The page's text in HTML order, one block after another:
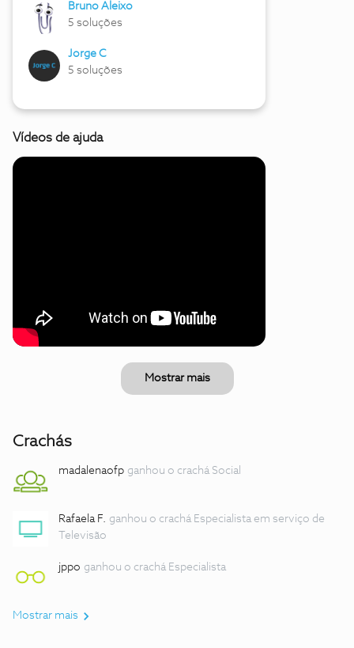
Bruno Aleixo
5 soluções
Jorge C
5 soluções
Vídeos de ajuda
Mostrar mais
Crachás
madalenaofp ganhou o crachá Social
Rafaela F. ganhou o crachá Especialista em serviço de
Televisão
jppo ganhou o crachá Especialista
Mostrar mais